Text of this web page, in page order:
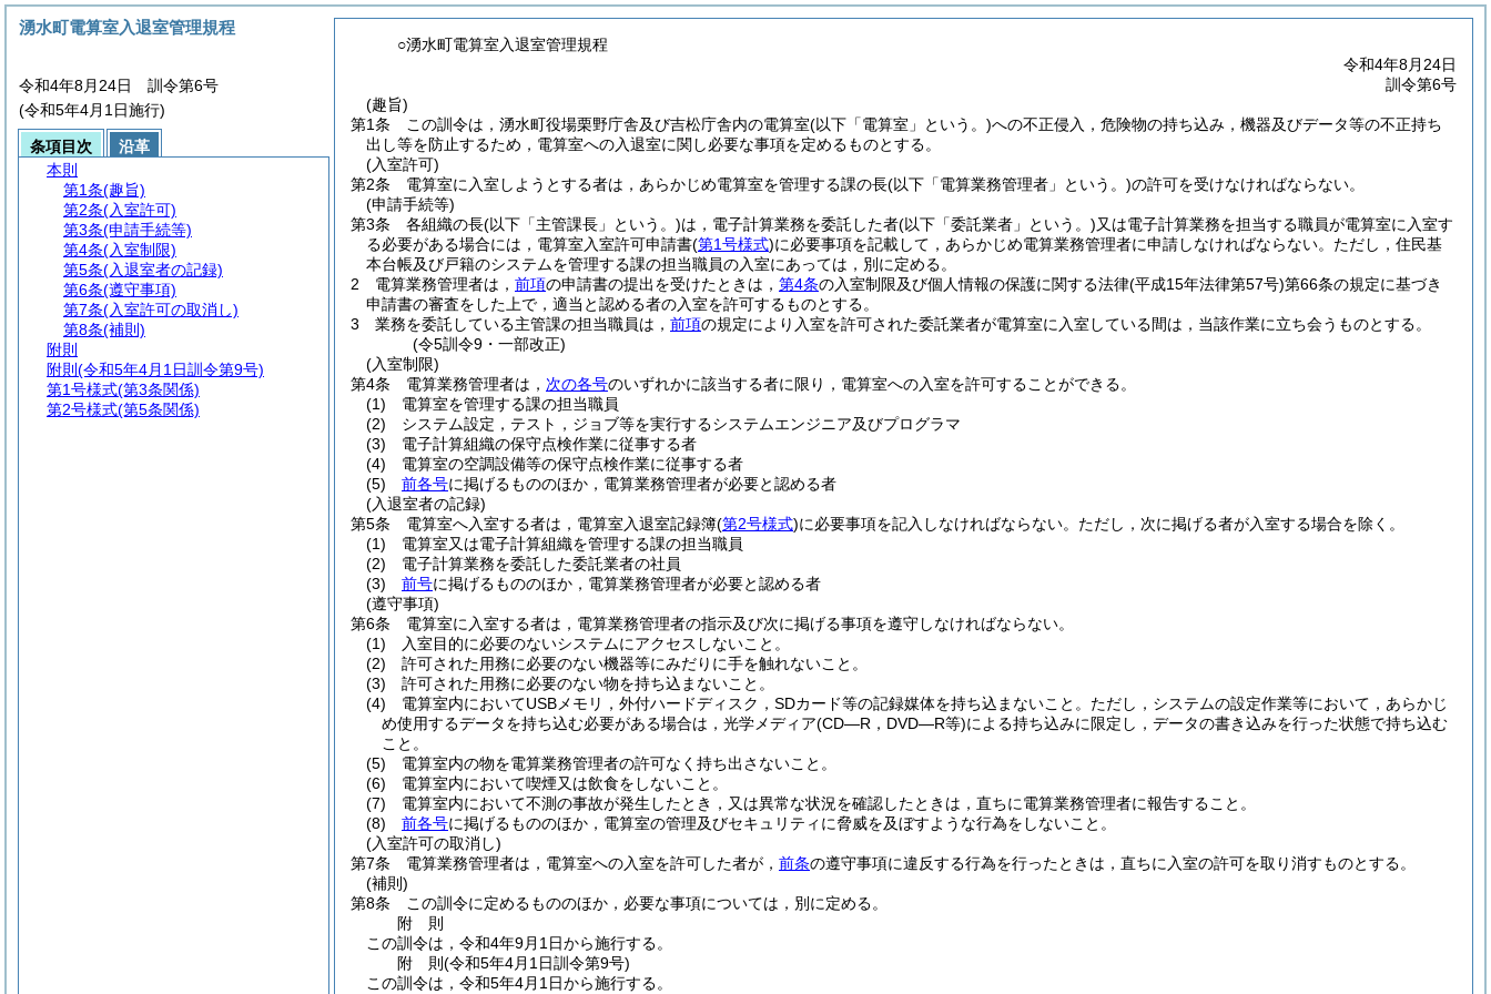
○湧水町電算室入退室管理規程
令和4年8月24日
訓令第6号
(趣旨)
第1条
この訓令は，湧水町役場栗野庁舎及び吉松庁舎内の電算室(以下「電算室」という。)への不正侵入，危険物の持ち込み，機器及びデータ等の不正持ち
出し等を防止するため，電算室への入退室に関し必要な事項を定めるものとする。
(入室許可)
第2条
電算室に入室しようとする者は，あらかじめ電算室を管理する課の長(以下「電算業務管理者」という。)の許可を受けなければならない。
(申請手続等)
第3条
各組織の長(以下「主管課長」という。)は，電子計算業務を委託した者(以下「委託業者」という。)又は電子計算業務を担当する職員が電算室に入室す
る必要がある場合には，電算室入室許可申請書(第1号様式)に必要事項を記載して，あらかじめ電算業務管理者に申請しなければならない。 ただし，住民基
本台帳及び戸籍のシステムを管理する課の担当職員の入室にあっては，別に定める。
2
電算業務管理者は， 前項の申請書の提出を受けたときは， 第4条の入室制限及び個人情報の保護に関する法律(平成15年法律第57号)第66条の規定に基づき
申請書の審査をした上で，適当と認める者の入室を許可するものとする。
3
業務を委託している主管課の担当職員は， 前項の規定により入室を許可された委託業者が電算室に入室している間は，当該作業に立ち会うものとする。
(令5訓令9・一部改正)
(入室制限)
第4条
電算業務管理者は， 次の各号のいずれかに該当する者に限り，電算室への入室を許可することができる。
(1)
電算室を管理する課の担当職員
(2)
システム設定，テスト，ジョブ等を実行するシステムエンジニア及びプログラマ
(3)
電子計算組織の保守点検作業に従事する者
(4)
電算室の空調設備等の保守点検作業に従事する者
(5)
前各号に掲げるもののほか，電算業務管理者が必要と認める者
(入退室者の記録)
第5条
電算室へ入室する者は，電算室入退室記録簿(第2号様式)に必要事項を記入しなければならない。 ただし，次に掲げる者が入室する場合を除く。
(1)
電算室又は電子計算組織を管理する課の担当職員
(2)
電子計算業務を委託した委託業者の社員
(3)
前号に掲げるもののほか，電算業務管理者が必要と認める者
(遵守事項)
第6条
電算室に入室する者は，電算業務管理者の指示及び次に掲げる事項を遵守しなければならない。
(1)
入室目的に必要のないシステムにアクセスしないこと。
(2)
許可された用務に必要のない機器等にみだりに手を触れないこと。
(3)
許可された用務に必要のない物を持ち込まないこと。
(4)
電算室内においてUSBメモリ，外付ハードディスク，SDカード等の記録媒体を持ち込まないこと。 ただし，システムの設定作業等において，あらかじ
め使用するデータを持ち込む必要がある場合は，光学メディア(CD―R，DVD―R等)による持ち込みに限定し，データの書き込みを行った状態で持ち込む
こと。
(5)
電算室内の物を電算業務管理者の許可なく持ち出さないこと。
(6)
電算室内において喫煙又は飲食をしないこと。
(7)
電算室内において不測の事故が発生したとき，又は異常な状況を確認したときは，直ちに電算業務管理者に報告すること。
(8)
前各号に掲げるもののほか，電算室の管理及びセキュリティに脅威を及ぼすような行為をしないこと。
(入室許可の取消し)
第7条
電算業務管理者は，電算室への入室を許可した者が， 前条の遵守事項に違反する行為を行ったときは，直ちに入室の許可を取り消すものとする。
(補則)
第8条
この訓令に定めるもののほか，必要な事項については，別に定める。
附 則
この訓令は，令和4年9月1日から施行する。
附 則(令和5年4月1日訓令第9号)
この訓令は，令和5年4月1日から施行する。
湧水町電算室入退室管理規程
令和4年8月24日 訓令第6号
(令和5年4月1日施行)
条項目次
沿革
本則
第1条(趣旨)
第2条(入室許可)
第3条(申請手続等)
第4条(入室制限)
第5条(入退室者の記録)
第6条(遵守事項)
第7条(入室許可の取消し)
第8条(補則)
附則
附則 (令和5年4月1日訓令第9号)
第1号様式(第3条関係)
第2号様式(第5条関係)